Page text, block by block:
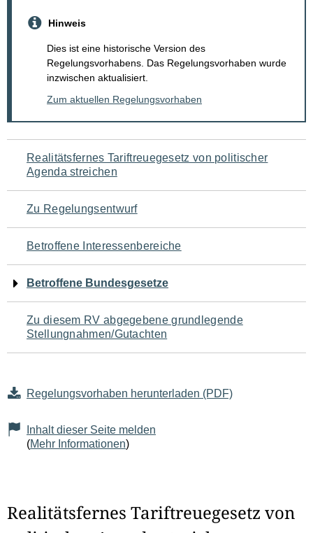
Hinweis
Dies ist eine historische Version des
Regelungsvorhabens. Das Regelungsvorhaben wurde
inzwischen aktualisiert.
Zum aktuellen Regelungsvorhaben
Navigation
für
den
Seiteninhalt
Realitätsfernes Tariftreuegesetz von politischer
Agenda streichen
Zu Regelungsentwurf
Betroffene Interessenbereiche
Betroffene Bundesgesetze
Zu diesem RV abgegebene grundlegende
Stellungnahmen/Gutachten
Regelungsvorhaben herunterladen (PDF)
Inhalt dieser Seite melden
(Mehr Informationen)
Realitätsfernes Tariftreuegesetz von